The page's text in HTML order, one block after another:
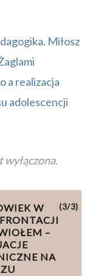
Miłosz
a realizacja
adolescencji
W
–
NA
(3/3)